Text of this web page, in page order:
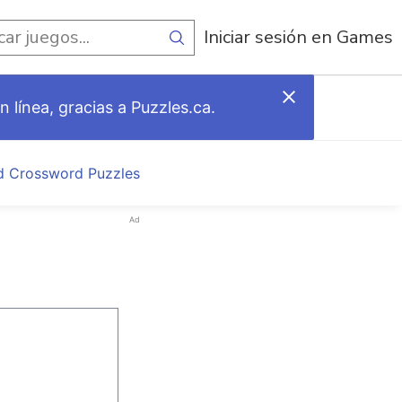
Iniciar sesión en Games
línea, gracias a Puzzles.ca.
Crossword Puzzles
Ad